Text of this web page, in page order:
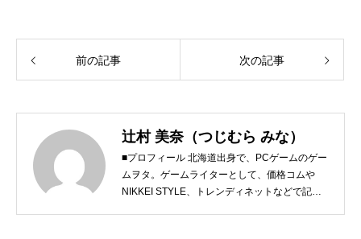
前の記事 次の記事
辻村 美奈（つじむら みな）
■プロフィール 北海道出身で、PCゲームのゲー
ムヲタ。ゲームライターとして、価格コムや
NIKKEI STYLE、トレンディネットなどで記事